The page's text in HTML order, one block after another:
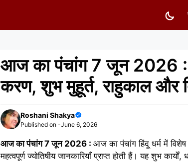
आज का पंचांग 7 जून 2026 :
करण, शुभ मुहूर्त, राहुकाल और
Roshani Shakya
Published on -June 6, 2026
आज का पंचांग 7 जून 2026 : आज का पंचांग हिंदू धर्म में
महत्वपूर्ण ज्योतिषीय जानकारियाँ प्राप्त होती हैं। यह शुभ